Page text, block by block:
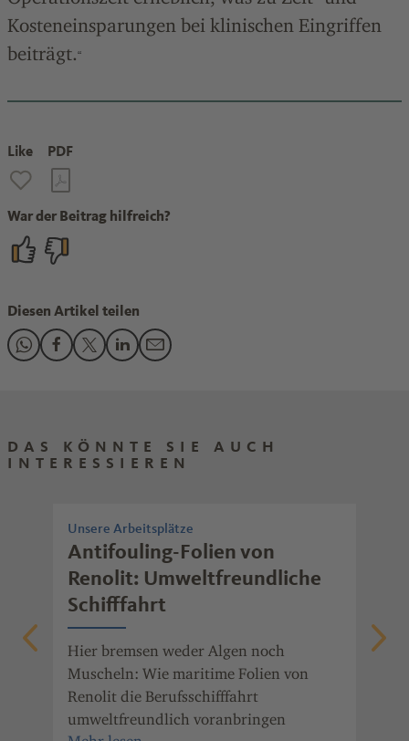
Kosteneinsparungen bei klinischen Eingriffen
beiträgt.“
Like PDF
War der Beitrag hilfreich?
Diesen Artikel teilen
Den Beitrag "Renolit unterstützt Medizin-Start-up" teilen
Den Beitrag "Renolit unterstützt Medizin-Start-up"
Den Beitrag "Renolit unterstützt Medizin-Start-
Den Beitrag "Renolit unterstützt Medizin-
Den Beitrag "Renolit unterstützt
DAS KÖNNTE SIE AUCH
INTERESSIEREN
Unsere Arbeitsplätze
Antifouling-Folien von
Renolit: Umweltfreundliche
Schifffahrt
Hier bremsen weder Algen noch
Muscheln: Wie maritime Folien von
Renolit die Berufsschifffahrt
umweltfreundlich voranbringen